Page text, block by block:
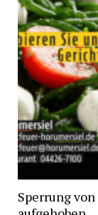
Sperrung